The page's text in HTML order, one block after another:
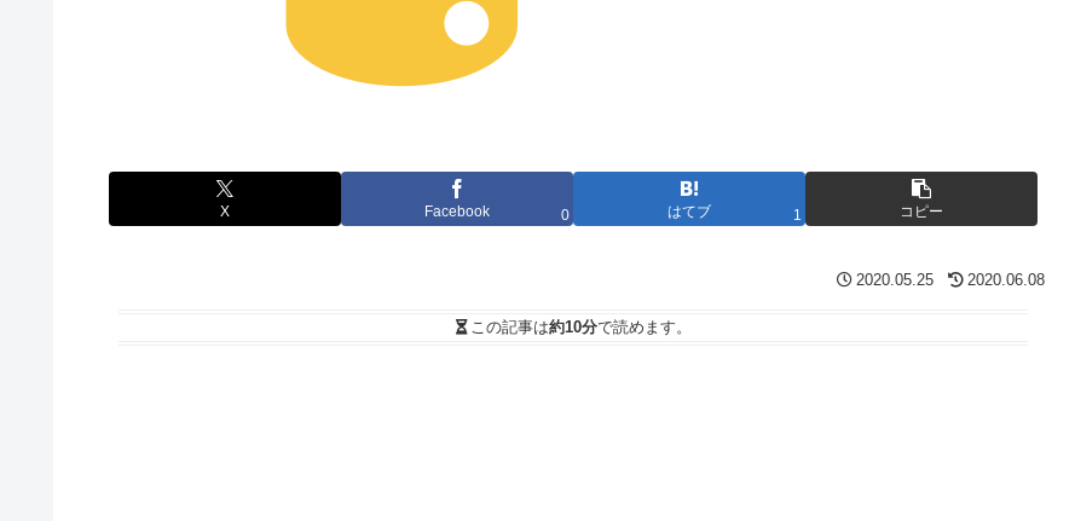
X Facebook 0 はてブ 1 コピー
2020.05.25 2020.06.08
この記事は約10分で読めます。